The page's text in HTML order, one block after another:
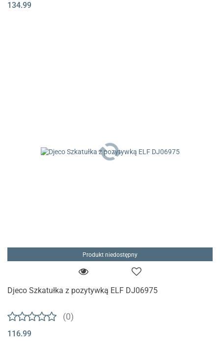
134.99
Produkt niedostępny
Djeco Szkatułka z pozytywką ELF DJ06975
(0)
116.99